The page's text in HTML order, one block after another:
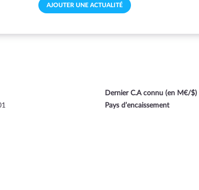
AJOUTER UNE ACTUALITÉ
Dernier C.A connu (en M€/$)
Pays d’encaissement